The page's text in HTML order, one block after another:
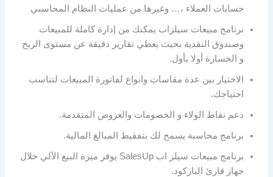
حسابات العملاء ،… وغيرها من عمليات النظام المحاسبي
برنامج مبيعات سيلزاب يمكنك من إدارة كاملة للمبيعات
وصندوق النقدية بحيث يعطي تقارير دقيقة عن مستوى الربح
و الخسارة أولا بأول.
الاختيار بين عدة مقاسات وانواع لفاتورة المبيعات لتناسب
احتياجك.
دعم نقاط الولاء و الخصومات والعروض المتقدمة.
برنامج محاسبة يسمح لك بتفقيط المبالغ المالية.
برنامج مبيعات سيلز اب SalesUp يوفر ميزة البيع الآلي خلال
جهاز قارئ الباركود.